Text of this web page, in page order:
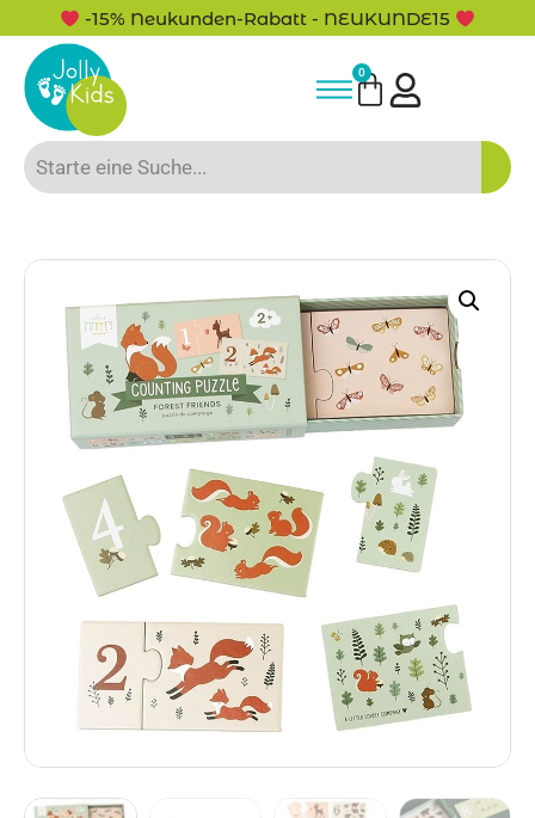
-15% Neukunden-Rabatt - NEUKUNDE15
0